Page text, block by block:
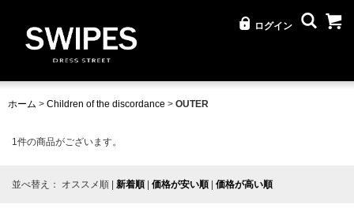
ログイン
ホーム > Children of the discordance > OUTER
1件の商品がございます。
並べ替え： オススメ順 | 新着順 | 価格が安い順 | 価格が高い順